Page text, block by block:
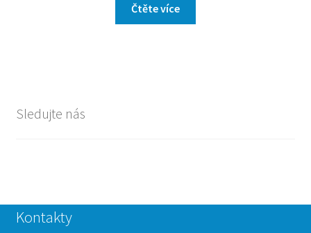
Čtěte více
Sledujte nás
Kontakty